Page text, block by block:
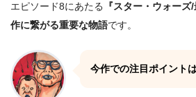
エピソード8にあたる
『スター・ウォー
作に繋がる重要な物語です。
今作での注目ポイント